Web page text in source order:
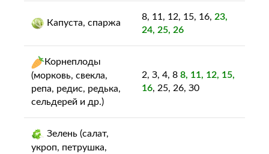
Капуста, спаржа
8, 11, 12, 15, 16, 23,
24, 25, 26
Корнеплоды
(морковь, свекла,
репа, редис, редька,
сельдерей и др.)
2, З, 4, 8 8, 11, 12, 15,
16, 25, 26, З0
Зелень (салат,
укроп, петрушка,